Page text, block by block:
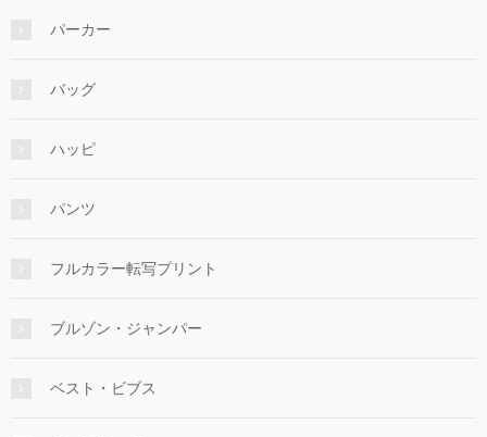
パーカー
バッグ
ハッピ
パンツ
フルカラー転写プリント
ブルゾン・ジャンパー
ベスト・ビブス